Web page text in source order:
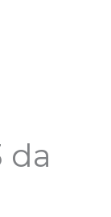
da